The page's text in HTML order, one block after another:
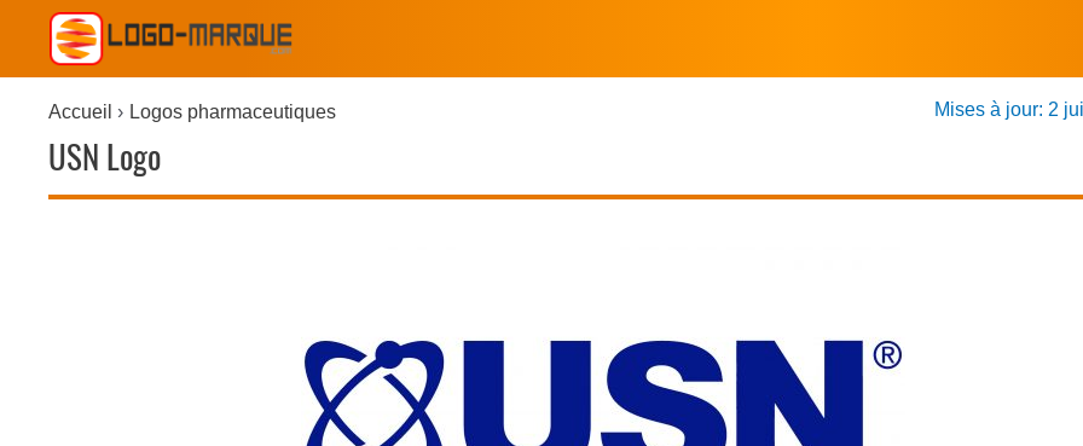
Accueil Logos pharmaceutiques
USN Logo
Mises à jour: 2